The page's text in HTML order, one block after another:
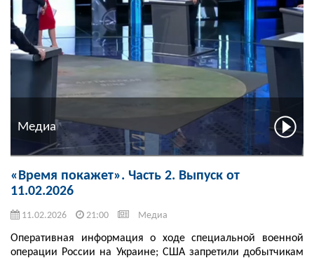
Медиа
«Время покажет». Часть 2. Выпуск от
11.02.2026
11.02.2026 21:00 Медиа
Оперативная информация о ходе специальной военной
операции России на Украине; США запретили добытчикам